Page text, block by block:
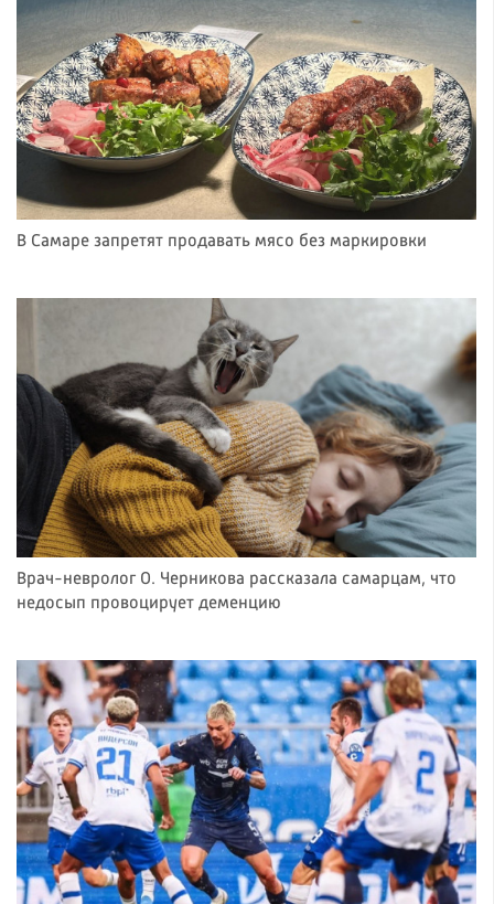
В Самаре запретят продавать мясо без маркировки
Врач-невролог О. Черникова рассказала самарцам, что
недосып провоцирует деменцию